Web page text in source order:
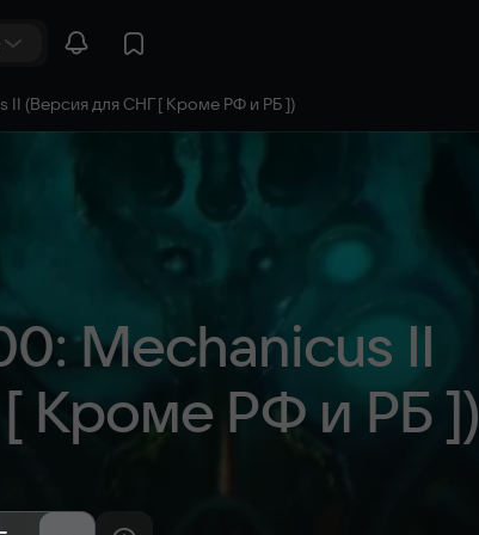
II (Версия для СНГ [ Кроме РФ и РБ ])
Mechanicus II
Кроме РФ и РБ ])